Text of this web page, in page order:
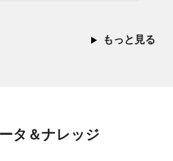
もっと見る
タ＆ナレッジ